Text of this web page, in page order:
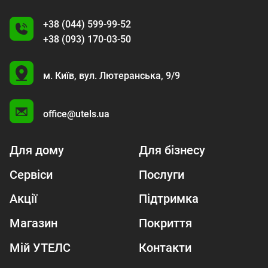
+38 (044) 599-99-52
+38 (093) 170-03-50
U
м. Київ, вул. Лютеранська, 9/9
office@utels.ua
Для дому
Для бізнесу
Сервіси
Послуги
Акції
Підтримка
Магазин
Покриття
Мій УТЕЛС
Контакти